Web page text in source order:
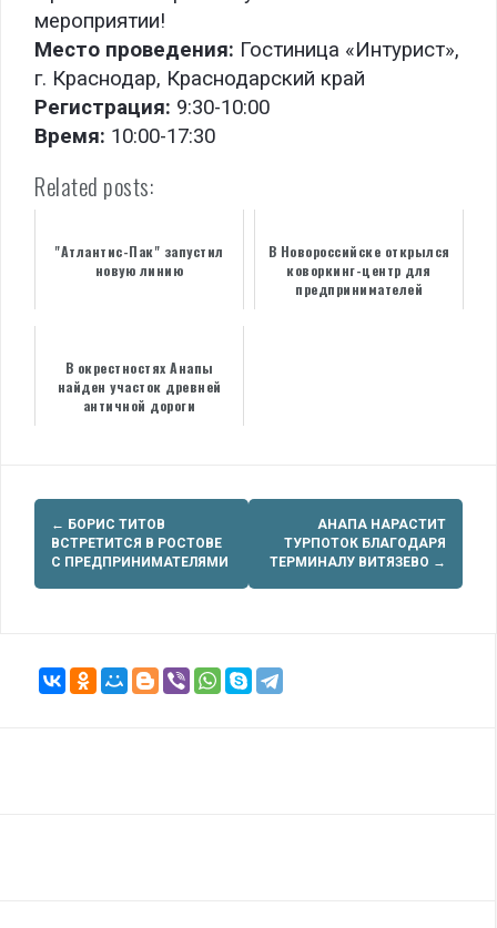
мероприятии!
Место проведения: Гостиница «Интурист»,
г. Краснодар, Краснодарский край
Регистрация: 9:30-10:00
Время: 10:00-17:30
Related posts:
"Атлантис-Пак" запустил
новую линию
В Новороссийске открылся
коворкинг-центр для
предпринимателей
В окрестностях Анапы
найден участок древней
античной дороги
Навигация
по
записям
← БОРИС ТИТОВ
ВСТРЕТИТСЯ В РОСТОВЕ
С ПРЕДПРИНИМАТЕЛЯМИ
АНАПА НАРАСТИТ
ТУРПОТОК БЛАГОДАРЯ
ТЕРМИНАЛУ ВИТЯЗЕВО →